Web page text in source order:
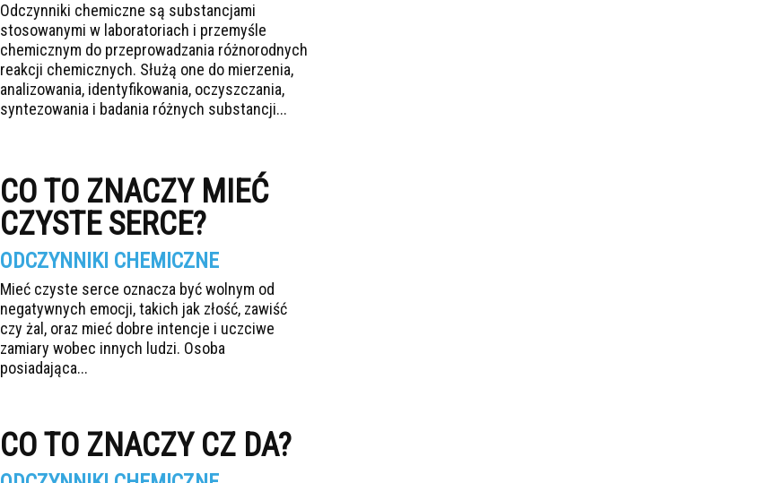
Odczynniki chemiczne są substancjami
stosowanymi w laboratoriach i przemyśle
chemicznym do przeprowadzania różnorodnych
reakcji chemicznych. Służą one do mierzenia,
analizowania, identyfikowania, oczyszczania,
syntezowania i badania różnych substancji...
CO TO ZNACZY MIEĆ
CZYSTE SERCE?
ODCZYNNIKI CHEMICZNE
Mieć czyste serce oznacza być wolnym od
negatywnych emocji, takich jak złość, zawiść
czy żal, oraz mieć dobre intencje i uczciwe
zamiary wobec innych ludzi. Osoba
posiadająca...
CO TO ZNACZY CZ DA?